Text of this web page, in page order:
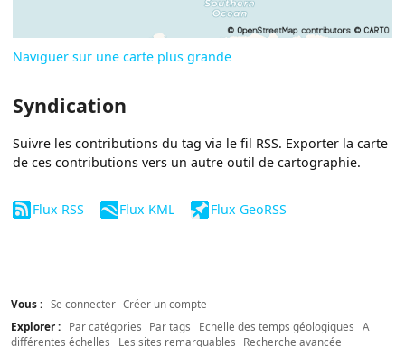
Naviguer sur une carte plus grande
Syndication
Suivre les contributions du tag via le fil RSS. Exporter la carte
de ces contributions vers un autre outil de cartographie.
Flux RSS Flux KML Flux GeoRSS
Vous : Se connecter Créer un compte
Explorer :
Par catégories Par tags Echelle des temps géologiques
A
différentes échelles
Les sites remarquables Recherche avancée